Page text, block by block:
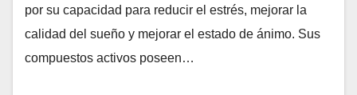
por su capacidad para reducir el estrés, mejorar la
calidad del sueño y mejorar el estado de ánimo. Sus
compuestos activos poseen…